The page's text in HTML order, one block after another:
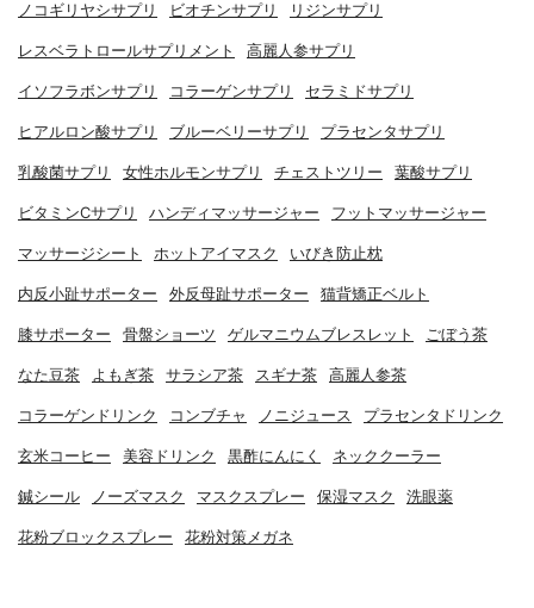
ノコギリヤシサプリ ビオチンサプリ リジンサプリ
レスベラトロールサプリメント 高麗人参サプリ
イソフラボンサプリ コラーゲンサプリ セラミドサプリ
ヒアルロン酸サプリ ブルーベリーサプリ プラセンタサプリ
乳酸菌サプリ 女性ホルモンサプリ チェストツリー 葉酸サプリ
ビタミンCサプリ ハンディマッサージャー フットマッサージャー
マッサージシート ホットアイマスク いびき防止枕
内反小趾サポーター 外反母趾サポーター 猫背矯正ベルト
膝サポーター 骨盤ショーツ ゲルマニウムブレスレット ごぼう茶
なた豆茶 よもぎ茶 サラシア茶 スギナ茶 高麗人参茶
コラーゲンドリンク コンブチャ ノニジュース プラセンタドリンク
玄米コーヒー 美容ドリンク 黒酢にんにく ネッククーラー
鍼シール ノーズマスク マスクスプレー 保湿マスク 洗眼薬
花粉ブロックスプレー 花粉対策メガネ